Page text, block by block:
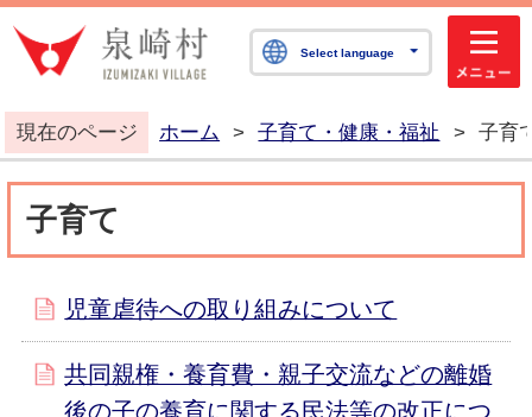
泉崎村公式ホームペ
Select language
現在のページ ホーム > 子育て・健康・福祉 > 子育
子育て
児童虐待への取り組みについて
共同親権・養育費・親子交流などの離婚
後の子の養育に関する民法等の改正につ